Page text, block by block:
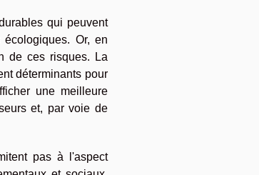
qui peuvent
Or, en
de ces risques. La
déterminants pour
une meilleure
et, par voie de
pas à l'aspect